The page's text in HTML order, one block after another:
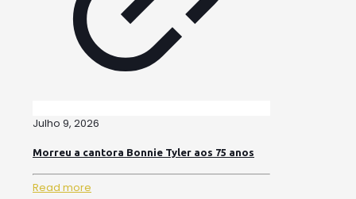
Julho 9, 2026
Morreu a cantora Bonnie Tyler aos 75 anos
Read more